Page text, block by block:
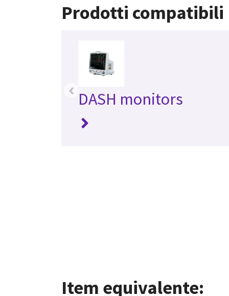
Prodotti compatibili
DASH monitors
‹
Item equivalente: